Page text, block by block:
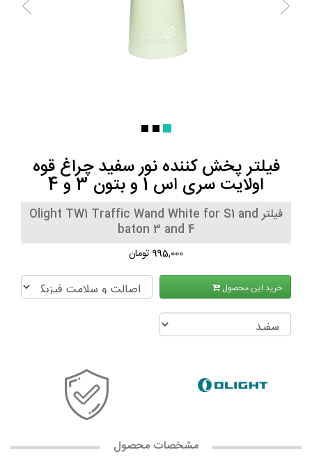
فیلتر پخش کننده نور سفید چراغ قوه
اولایت سری اس 1 و بتون 3 و 4
فیلتر Olight TW1 Traffic Wand White for S1 and
baton 3 and 4
995,000 تومان
خرید این محصول
مشخصات محصول